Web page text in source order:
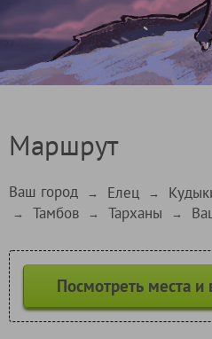
Маршрут
Ваш город → Елец →
→ Тамбов → Тарханы →
Посмотреть места